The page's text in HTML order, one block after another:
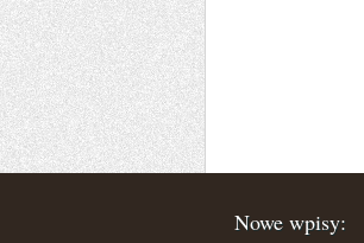
Nowe wpisy: